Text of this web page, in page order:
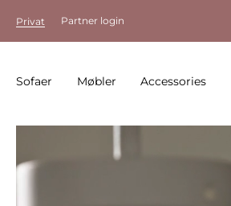
Privat Partner login
Sofaer Møbler Accessories